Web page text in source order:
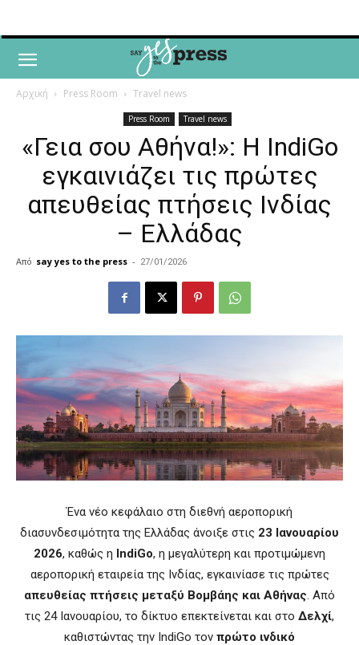
Αρχική Press Room Travel news
Press Room Travel news
«Γεια σου Αθήνα!»: Η IndiGo
εγκαινιάζει τις πρώτες
απευθείας πτήσεις Ινδίας
– Ελλάδας
Από say yes to the press - 27/01/2026
Ένα νέο κεφάλαιο στη διεθνή αεροπορική
διασυνδεσιμότητα της Ελλάδας άνοιξε στις 23 Ιανουαρίου
2026, καθώς η IndiGo, η μεγαλύτερη και προτιμώμενη
αεροπορική εταιρεία της Ινδίας, εγκαινίασε τις πρώτες
απευθείας πτήσεις μεταξύ Βομβάης και Αθήνας . Από
τις 24 Ιανουαρίου, το δίκτυο επεκτείνεται και στο Δελχί,
καθιστώντας την IndiGo τον πρώτο ινδικό